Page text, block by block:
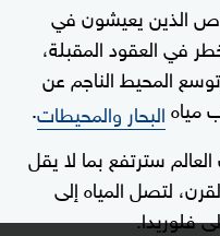
الذين يعيشون في
في العقود المقبلة،
المحيط الناجم عن
مياهالبحار والمحيطات.
سترتفع بما لا يقل
القرن، لتصل المياه إلى
فلوريدا.